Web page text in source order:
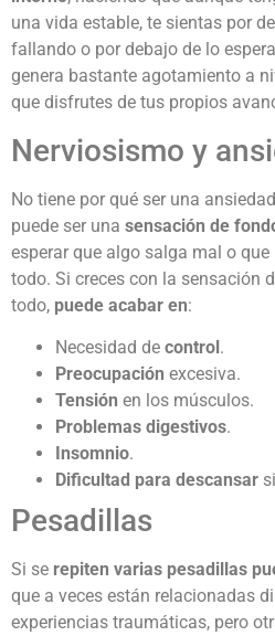
una vida estable, te sientas por
fallando o por debajo de lo
genera bastante agotamiento a
que disfrutes de tus propios
Nerviosismo y
No tiene por qué ser una
puede ser una sensación de
esperar que algo salga mal o
todo. Si creces con la sensación
todo, puede acabar en:
Necesidad de control.
Preocupación excesiva.
Tensión en los músculos.
Problemas digestivos.
Insomnio.
Dificultad para descansar
Pesadillas
Si se repiten varias pesadillas
que a veces están relacionadas
experiencias traumáticas, pero